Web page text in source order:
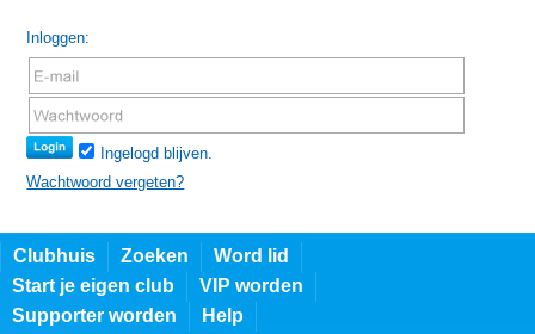
Inloggen:
Ingelogd blijven.
Wachtwoord vergeten?
Clubhuis Zoeken
Word lid
Start je eigen club
VIP worden
Supporter worden
Help